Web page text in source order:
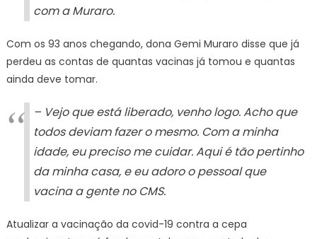
Rio
de
com a Muraro.
Com os 93 anos chegando, dona Gemi Muraro disse que já
perdeu as contas de quantas vacinas já tomou e quantas
ainda deve tomar.
– Vejo que está liberado, venho logo. Acho que
todos deviam fazer o mesmo. Com a minha
idade, eu preciso me cuidar. Aqui é tão pertinho
da minha casa, e eu adoro o pessoal que
vacina a gente no CMS.
Atualizar a vacinação da covid-19 contra a cepa